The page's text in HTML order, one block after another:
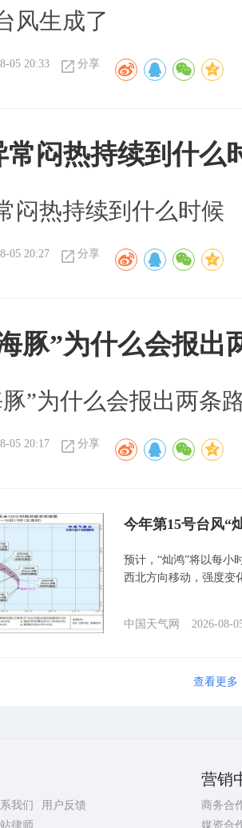
风生成了
05 20:33 分享
常闷热持续到什么
闷热持续到什么时候
05 20:27 分享
豚”为什么会报出
”为什么会报出两条
05 20:17 分享
今年第15号台风“
预计，“灿鸿”将以每小
西北方向移动，强度变
中国天气网 2026-08-
查看更多
我们
用户反馈
律师
营销
商务合
媒资合